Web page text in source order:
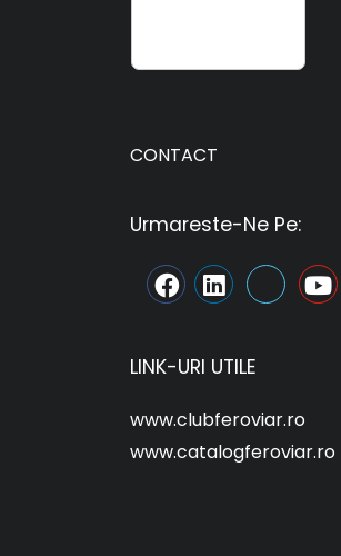
CONTACT
Urmareste-Ne Pe:
LINK-URI UTILE
www.clubferoviar.ro
www.catalogferoviar.ro